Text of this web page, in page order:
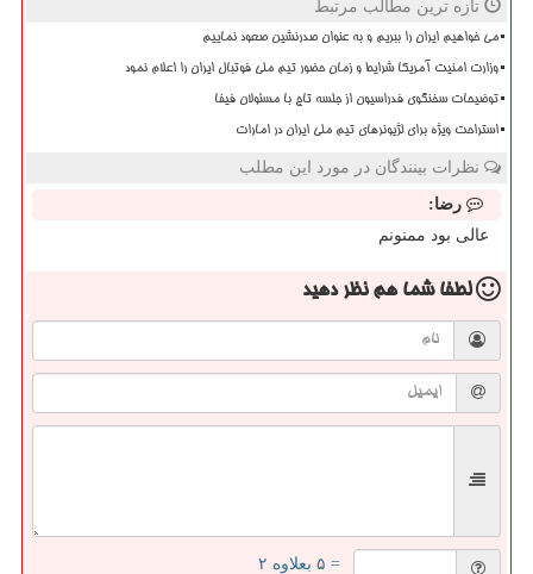
تازه ترین مطالب مرتبط
می خواهیم ایران را ببریم و به عنوان صدرنشین صعود نماییم
وزارت امنیت آمریکا شرایط و زمان حضور تیم ملی فوتبال ایران را اعلام نمود
توضیحات سخنگوی فدراسیون از جلسه تاج با مسئولان فیفا
استراحت ویژه برای لژیونرهای تیم ملی ایران در امارات
نظرات بینندگان در مورد این مطلب
رضا:
عالی بود ممنونم
لطفا شما همنظر دهید
= ۵ بعلاوه ۲